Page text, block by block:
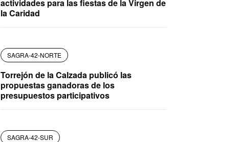
actividades para las fiestas de la Virgen de
la Caridad
SAGRA-42-NORTE
Torrejón de la Calzada publicó las
propuestas ganadoras de los
presupuestos participativos
SAGRA-42-SUR